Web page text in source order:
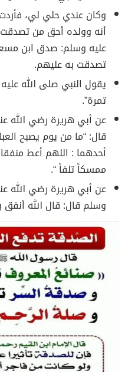
وكان عندي حلي لي،
أنه وولده أحق من
عليه وسلم: صدق ابن
تصدقت به عليهم.
يقول النبي صلى الله
تمرة”.
عن أبي هريرة رضي الله
قال: “ما من يوم يصبح
أحدهما : اللهم أعط
ممسكاً تلفاً “.
عن أبي هريرة رضي الله
وسلم قال: قال الله أنفق